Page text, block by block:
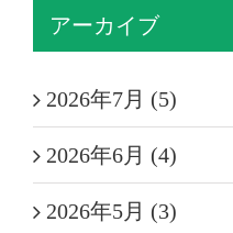
アーカイブ
2026年7月 (5)
2026年6月 (4)
2026年5月 (3)